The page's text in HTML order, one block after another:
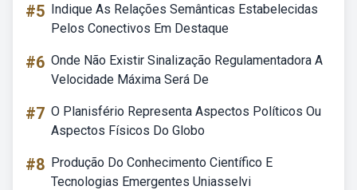
#5 Indique As Relações Semânticas Estabelecidas
Pelos Conectivos Em Destaque
#6 Onde Não Existir Sinalização Regulamentadora A
Velocidade Máxima Será De
#7 O Planisfério Representa Aspectos Políticos Ou
Aspectos Físicos Do Globo
#8 Produção Do Conhecimento Científico E
Tecnologias Emergentes Uniasselvi